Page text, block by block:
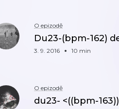
O epizodě
Du23-(bpm-162)
3. 9. 2016 10 min
O epizodě
du23- <((bpm-